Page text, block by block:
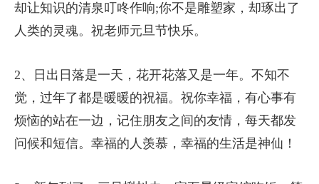
却让知识的清泉叮咚作响;你不是雕塑家，却琢出了
人类的灵魂。祝老师元旦节快乐。
2、日出日落是一天，花开花落又是一年。不知不
觉，过年了都是暖暖的祝福。祝你幸福，有心事有
烦恼的站在一边，记住朋友之间的友情，每天都发
问候和短信。幸福的人羡慕，幸福的生活是神仙！